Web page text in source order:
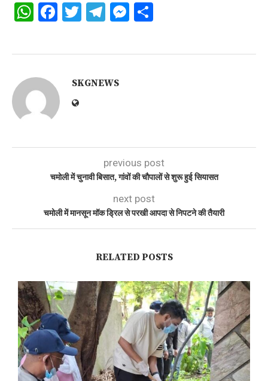
WhatsApp
Facebook
Twitter
Telegram
Messenger
SKGNEWS
previous post
चमोली में चुनावी बिसात, गांवों की चौपालों से शुरू हुई सियासत
next post
चमोली में मानसून मॉक ड्रिल से परखी आपदा से निपटने की तैयारी
RELATED POSTS